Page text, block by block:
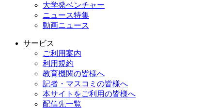
大学発ベンチャー
ニュース特集
動画ニュース
サービス
ご利用案内
利用規約
教育機関の皆様へ
記者・マスコミの皆様へ
本サイトをご利用の皆様へ
配信先一覧